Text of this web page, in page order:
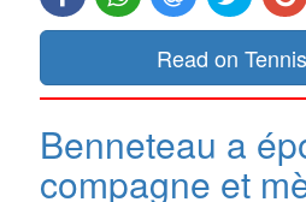
Read on
Benneteau a
compagne et